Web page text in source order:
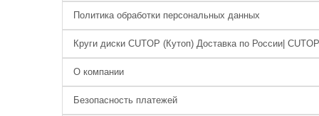
Политика обработки персональных данных
Круги диски CUTOP (Кутоп) Доставка по России|
О компании
Безопасность платежей